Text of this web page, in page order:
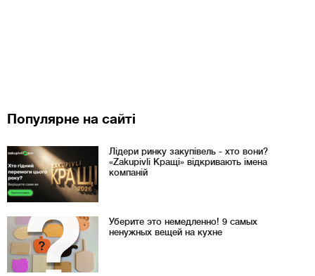
Популярне на сайті
Лідери ринку закупівель - хто вони?
«Zakupivli Кращі» відкривають імена
компаній
Уберите это немедленно! 9 самых
ненужных вещей на кухне